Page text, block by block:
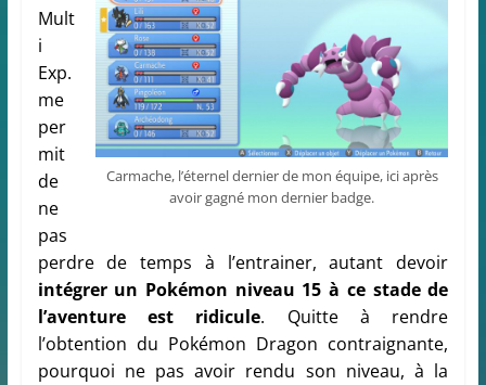
Carmache, l’éternel dernier de mon équipe, ici après
avoir gagné mon dernier badge.
Mult
i
Exp.
me
per
mit
de
ne
pas
perdre de temps à l’entrainer, autant devoir
intégrer un Pokémon niveau 15 à ce stade de
l’aventure est ridicule. Quitte à rendre
l’obtention du Pokémon Dragon contraignante,
pourquoi ne pas avoir rendu son niveau, à la